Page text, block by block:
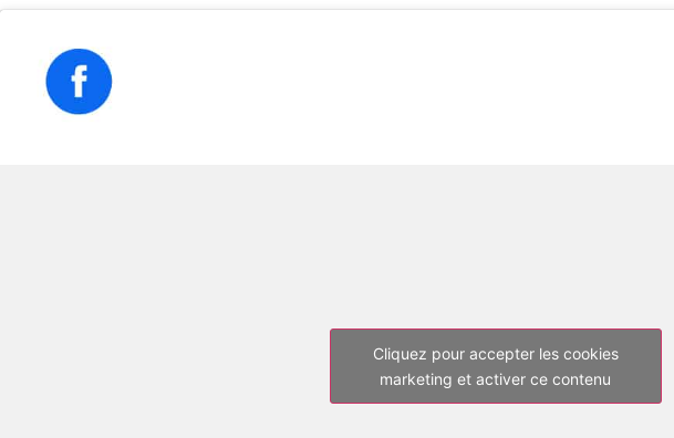
Cliquez pour accepter les cookies
marketing et activer ce contenu